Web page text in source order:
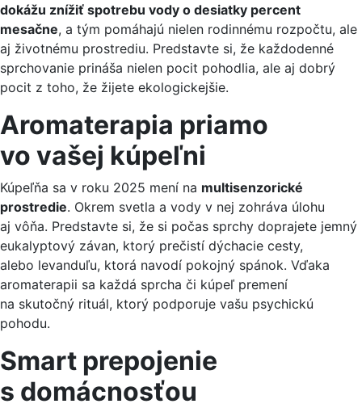
dokážu znížiť spotrebu vody o desiatky percent
mesačne, a tým pomáhajú nielen rodinnému rozpočtu, ale
aj životnému prostrediu. Predstavte si, že každodenné
sprchovanie prináša nielen pocit pohodlia, ale aj dobrý
pocit z toho, že žijete ekologickejšie.
Aromaterapia priamo
vo vašej kúpeľni
Kúpeľňa sa v roku 2025 mení na multisenzorické
prostredie. Okrem svetla a vody v nej zohráva úlohu
aj vôňa. Predstavte si, že si počas sprchy doprajete jemný
eukalyptový závan, ktorý prečistí dýchacie cesty,
alebo levanduľu, ktorá navodí pokojný spánok. Vďaka
aromaterapii sa každá sprcha či kúpeľ premení
na skutočný rituál, ktorý podporuje vašu psychickú
pohodu.
Smart prepojenie
s domácnosťou